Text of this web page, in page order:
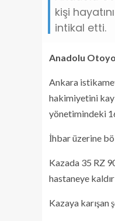
kişi
intikal etti.
Anadolu
Ankara
hakimiyetini
yönetimindeki
İhbar üzerine
Kazada 35 RZ
hastaneye
Kazaya karışan